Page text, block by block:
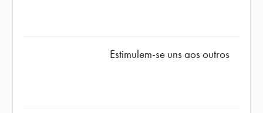
Estimulem-se uns aos outros